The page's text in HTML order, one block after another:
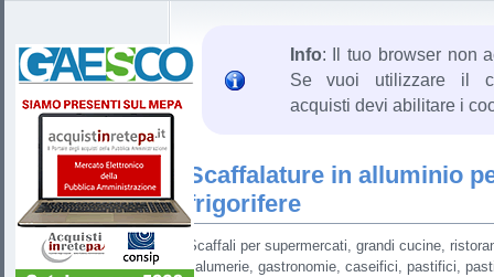
Info: Il tuo browser non
Se vuoi utilizzare il
acquisti devi abilitare i
Scaffalature in alluminio
frigorifere
Scaffali per supermercati, grandi cucine,
salumerie, gastronomie, caseifici, pastifici,